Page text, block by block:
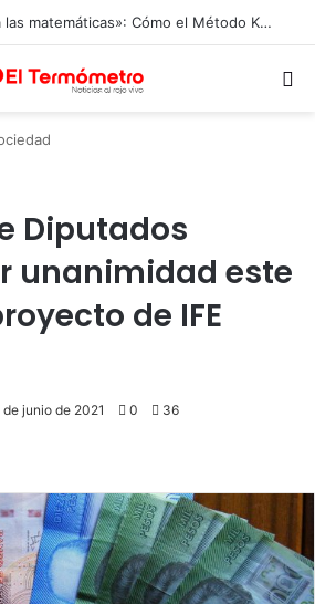
El fin del «terror a las matemáticas»: Cómo el Método Kumon conquista a Chile desde la autonomía y la neurociencia
Diputados
unanimidad este
de IFE
de junio de 2021 0 36